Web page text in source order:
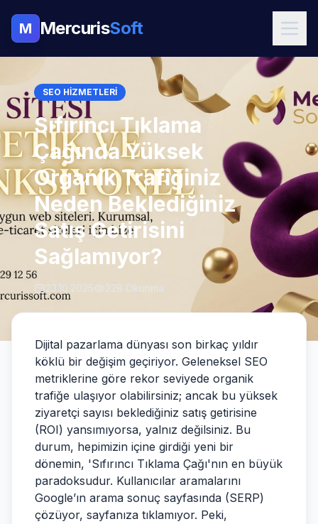
M MercurisSoft
SEO HIZMETLERI
Sıfırıncı Tıklama
Çağında Yüksek
Organik Trafiğiniz
Neden Beklediğiniz
Satış Getirisini
Sağlamıyor?
23.10.2025 228 Okunma
Dijital pazarlama dünyası son birkaç yıldır
köklü bir değişim geçiriyor. Geleneksel SEO
metriklerine göre rekor seviyede organik
trafiğe ulaşıyor olabilirsiniz; ancak bu yüksek
ziyaretçi sayısı beklediğiniz satış getirisine
(ROI) yansımıyorsa, yalnız değilsiniz. Bu
durum, hepimizin içine girdiği yeni bir
dönemin, 'Sıfırıncı Tıklama Çağı'nın en büyük
paradoksudur. Kullanıcılar aramalarını
Google’ın arama sonuç sayfasında (SERP)
çözüyor, sayfanıza tıklamıyor. Peki,